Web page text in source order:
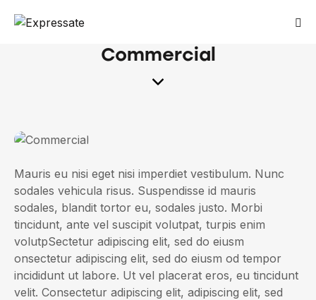
Commercial
Mauris eu nisi eget nisi imperdiet vestibulum. Nunc
sodales vehicula risus. Suspendisse id mauris
sodales, blandit tortor eu, sodales justo. Morbi
tincidunt, ante vel suscipit volutpat, turpis enim
volutpSectetur adipiscing elit, sed do eiusm
onsectetur adipiscing elit, sed do eiusm od tempor
incididunt ut labore. Ut vel placerat eros, eu tincidunt
velit. Consectetur adipiscing elit, adipiscing elit, sed